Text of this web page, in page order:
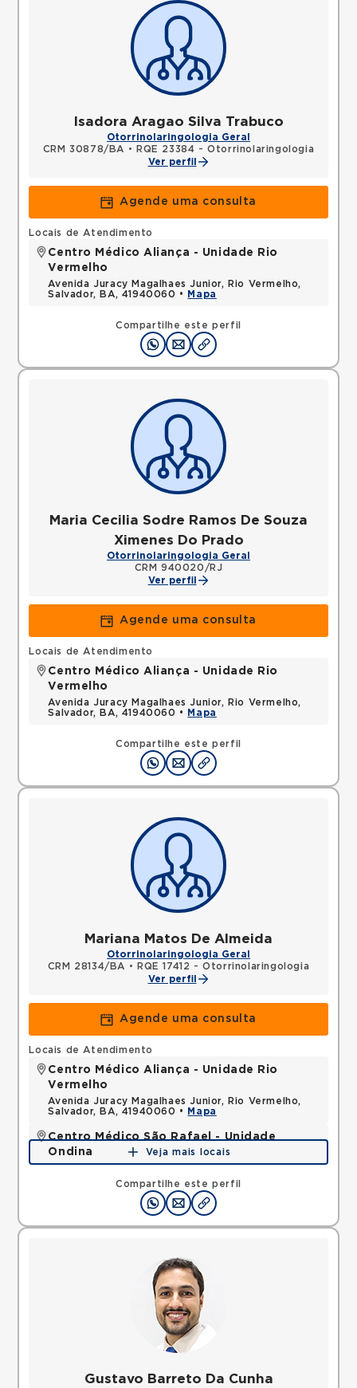
Isadora Aragao Silva Trabuco
Otorrinolaringologia Geral
CRM 30878/BA •
RQE 23384 - Otorrinolaringologia
Ver perfil
Agende uma consulta
Compartilhe este perfil
Locais de Atendimento
Centro Médico Aliança - Unidade Rio
Vermelho
Avenida Juracy Magalhaes Junior, Rio Vermelho,
Salvador, BA, 41940060 •
Mapa
Maria Cecilia Sodre Ramos De Souza
Ximenes Do Prado
Otorrinolaringologia Geral
CRM 940020/RJ
Ver perfil
Agende uma consulta
Compartilhe este perfil
Locais de Atendimento
Centro Médico Aliança - Unidade Rio
Vermelho
Avenida Juracy Magalhaes Junior, Rio Vermelho,
Salvador, BA, 41940060 •
Mapa
Mariana Matos De Almeida
Otorrinolaringologia Geral
CRM 28134/BA •
RQE 17412 - Otorrinolaringologia
Ver perfil
Agende uma consulta
Compartilhe este perfil
Locais de Atendimento
Centro Médico Aliança - Unidade Rio
Vermelho
Avenida Juracy Magalhaes Junior, Rio Vermelho,
Salvador, BA, 41940060 •
Mapa
Centro Médico São Rafael - Unidade
Ondina
Avenida Milton Santos, Ondina, Salvador, BA,
Mapa
Veja mais locais
Gustavo Barreto Da Cunha